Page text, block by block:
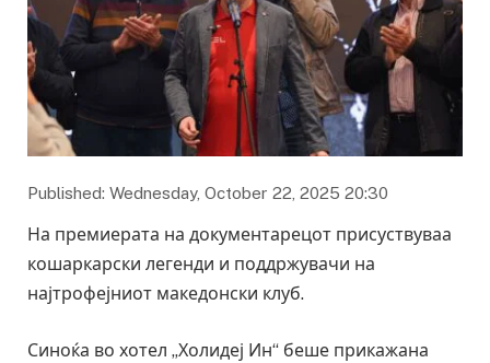
Published: Wednesday, October 22, 2025 20:30
На премиерата на документарецот присуствуваа
кошаркарски легенди и поддржувачи на
најтрофејниот македонски клуб.
Синоќа во хотел „Холидеј Ин“ беше прикажана